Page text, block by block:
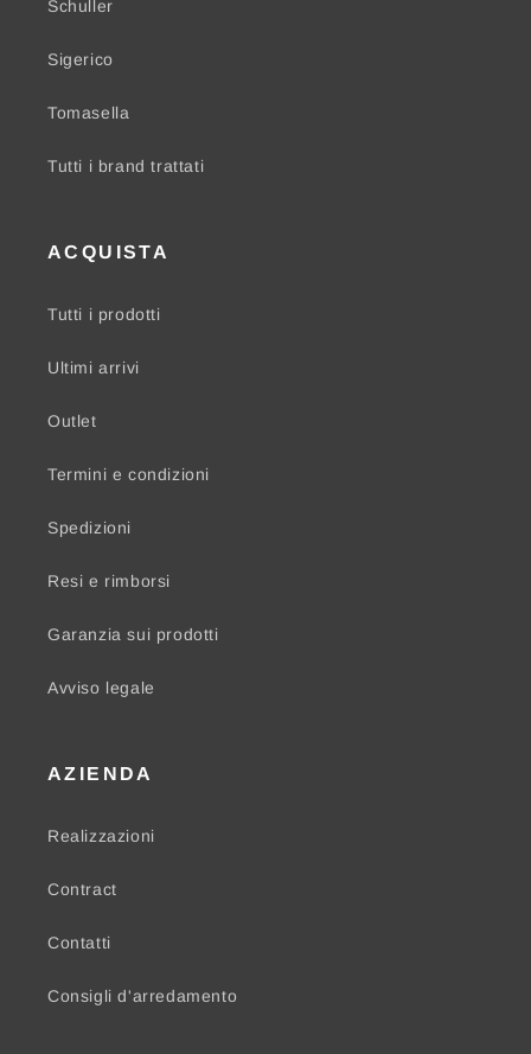
Schuller
Sigerico
Tomasella
Tutti i brand trattati
ACQUISTA
Tutti i prodotti
Ultimi arrivi
Outlet
Termini e condizioni
Spedizioni
Resi e rimborsi
Garanzia sui prodotti
Avviso legale
AZIENDA
Realizzazioni
Contract
Contatti
Consigli d'arredamento